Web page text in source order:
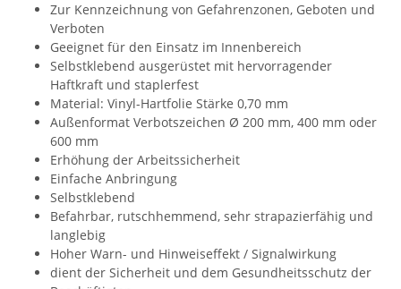
Zur Kennzeichnung von Gefahrenzonen, Geboten und
Verboten
Geeignet für den Einsatz im Innenbereich
Selbstklebend ausgerüstet mit hervorragender
Haftkraft und staplerfest
Material: Vinyl-Hartfolie Stärke 0,70 mm
Außenformat Verbotszeichen Ø 200 mm, 400 mm oder
600 mm
Erhöhung der Arbeitssicherheit
Einfache Anbringung
Selbstklebend
Befahrbar, rutschhemmend, sehr strapazierfähig und
langlebig
Hoher Warn- und Hinweiseffekt / Signalwirkung
dient der Sicherheit und dem Gesundheitsschutz der